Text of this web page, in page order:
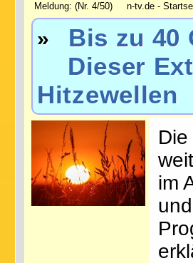
Meldung: (Nr. 4/50) n-tv.de -
» Bis zu 40
Dieser
Hitzewellen
im